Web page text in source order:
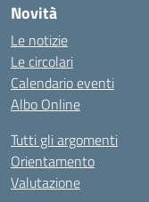
Novità
Le notizie
Le circolari
Calendario eventi
Albo Online
Tutti gli argomenti
Orientamento
Valutazione